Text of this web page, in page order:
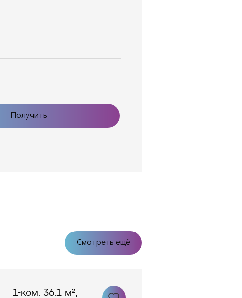
Получить
Смотреть ещё
1-ком. 36.1 м²,